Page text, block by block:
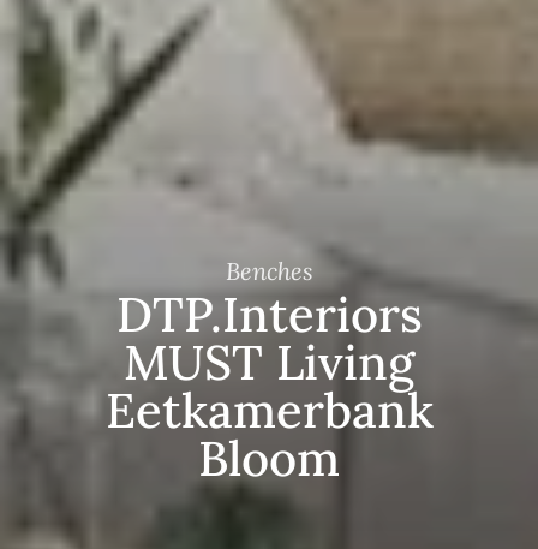
Benches
DTP.Interiors
MUST Living
Eetkamerbank
Bloom